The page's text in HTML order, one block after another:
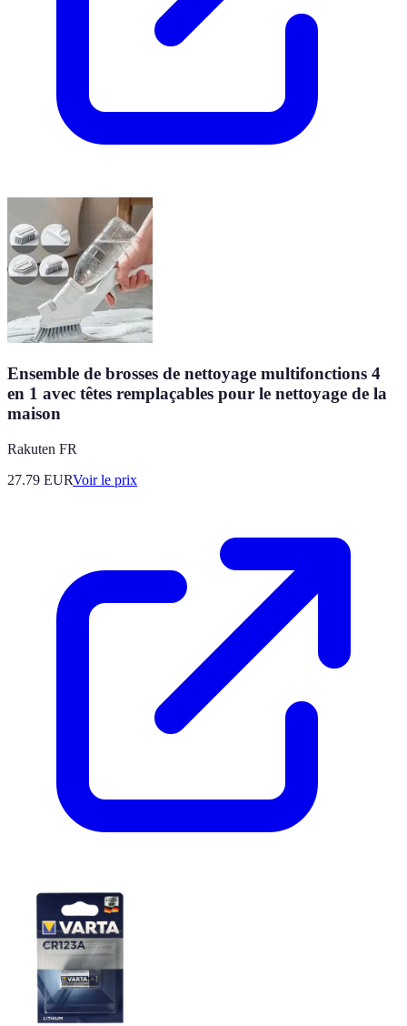
Ensemble de brosses de nettoyage multifonctions 4
en 1 avec têtes remplaçables pour le nettoyage de la
maison
Rakuten FR
27.79 EURVoir le prix